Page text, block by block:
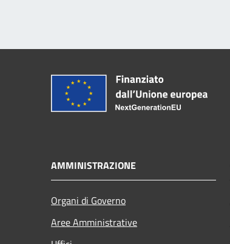
AMMINISTRAZIONE
Organi di Governo
Aree Amministrative